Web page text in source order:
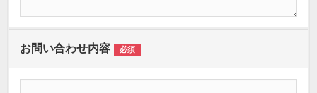
お問い合わせ内容 必須